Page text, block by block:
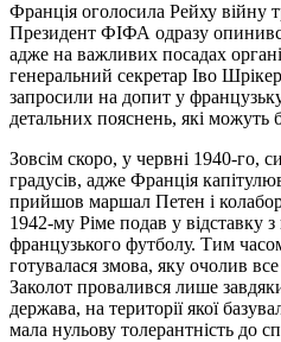
Франція оголосила Рейху війну
Президент ФІФА одразу
адже на важливих посадах
генеральний секретар Іво
запросили на допит у
детальних пояснень, які можуть
Зовсім скоро, у червні 1940-го,
градусів, адже Франція
прийшов маршал Петен і
1942-му Ріме подав у відставку
французького футболу. Тим
готувалася змова, яку очолив
Заколот провалився лише
держава, на території якої
мала нульову толерантність до